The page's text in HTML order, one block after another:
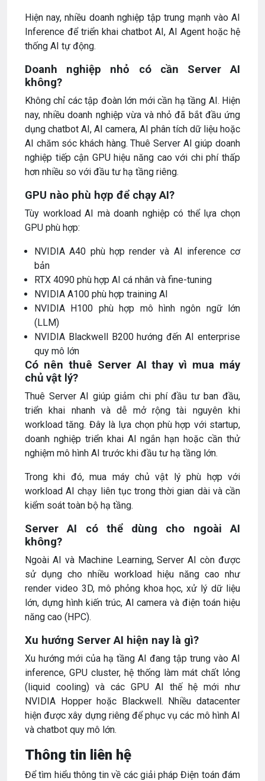
Hiện nay, nhiều doanh nghiệp tập trung mạnh vào AI
Inference để triển khai chatbot AI, AI Agent hoặc hệ
thống AI tự động.
Doanh nghiệp nhỏ có cần Server AI
không?
Không chỉ các tập đoàn lớn mới cần hạ tầng AI. Hiện
nay, nhiều doanh nghiệp vừa và nhỏ đã bắt đầu ứng
dụng chatbot AI, AI camera, AI phân tích dữ liệu hoặc
AI chăm sóc khách hàng. Thuê Server AI giúp doanh
nghiệp tiếp cận GPU hiệu năng cao với chi phí thấp
hơn nhiều so với đầu tư hạ tầng riêng.
GPU nào phù hợp để chạy AI?
Tùy workload AI mà doanh nghiệp có thể lựa chọn
GPU phù hợp:
NVIDIA A40 phù hợp render và AI inference cơ
bản
RTX 4090 phù hợp AI cá nhân và fine-tuning
NVIDIA A100 phù hợp training AI
NVIDIA H100 phù hợp mô hình ngôn ngữ lớn
(LLM)
NVIDIA Blackwell B200 hướng đến AI enterprise
quy mô lớn
Có nên thuê Server AI thay vì mua máy
chủ vật lý?
Thuê Server AI giúp giảm chi phí đầu tư ban đầu,
triển khai nhanh và dễ mở rộng tài nguyên khi
workload tăng. Đây là lựa chọn phù hợp với startup,
doanh nghiệp triển khai AI ngắn hạn hoặc cần thử
nghiệm mô hình AI trước khi đầu tư hạ tầng lớn.
Trong khi đó, mua máy chủ vật lý phù hợp với
workload AI chạy liên tục trong thời gian dài và cần
kiểm soát toàn bộ hạ tầng.
Server AI có thể dùng cho ngoài AI
không?
Ngoài AI và Machine Learning, Server AI còn được
sử dụng cho nhiều workload hiệu năng cao như
render video 3D, mô phỏng khoa học, xử lý dữ liệu
lớn, dựng hình kiến trúc, AI camera và điện toán hiệu
năng cao (HPC).
Xu hướng Server AI hiện nay là gì?
Xu hướng mới của hạ tầng AI đang tập trung vào AI
inference, GPU cluster, hệ thống làm mát chất lỏng
(liquid cooling) và các GPU AI thế hệ mới như
NVIDIA Hopper hoặc Blackwell. Nhiều datacenter
hiện được xây dựng riêng để phục vụ các mô hình AI
và chatbot quy mô lớn.
Thông tin liên hệ
Để tìm hiểu thông tin về các giải pháp Điện toán đám